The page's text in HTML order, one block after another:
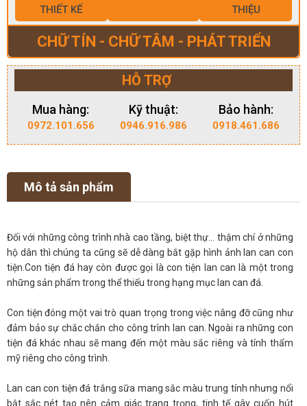
THIẾT KẾ
THIỆU
CHỮ TÍN - CHỮ TÂM - PHÁT TRIỂN
HỖ TRỢ
Mua hàng:
0972.101.656
Kỹ thuật:
0946.916.986
Bảo hành:
0918.461.686
Mô tả sản phẩm
Đối với những công trình nhà cao tầng, biệt thự... thậm chí ở những
hộ dân thì chúng ta cũng sẽ dễ dàng bắt gặp hình ảnh lan can con
tiện.Con tiện đá hay còn được gọi là con tiện lan can là một trong
những sản phẩm trong thể thiếu trong hạng mục lan can đá.
Con tiện đóng một vai trò quan trọng trong việc nâng đỡ cũng như
đảm bảo sự chắc chắn cho công trình lan can. Ngoài ra những con
tiện đá khác nhau sẽ mang đến một màu sắc riêng và tính thẩm
mỹ riêng cho công trình.
Lan can con tiện đá trắng sữa mang sắc màu trung tính nhưng nổi
bật sắc nét tạo nên cảm giác trang trọng, tinh tế gây cuốn hút